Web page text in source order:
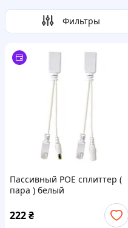
Фильтры
Пассивный POE сплиттер (
пара ) белый
222₴